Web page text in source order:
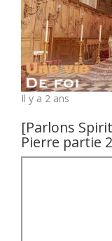
Il y a 2 ans
[Parlons
Pierre partie 2